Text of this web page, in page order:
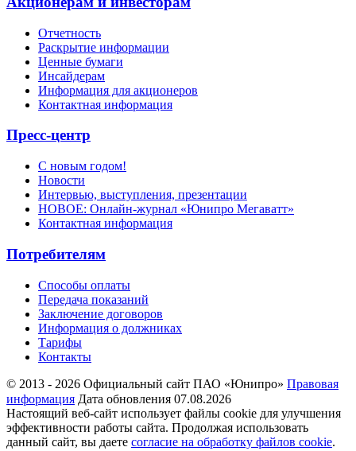
Отчетность
Раскрытие информации
Ценные бумаги
Инсайдерам
Информация для акционеров
Контактная информация
Пресс-центр
С новым годом!
Новости
Интервью, выступления, презентации
НОВОЕ: Онлайн-журнал «Юнипро Мегаватт»
Контактная информация
Потребителям
Способы оплаты
Передача показаний
Заключение договоров
Информация о должниках
Тарифы
Контакты
© 2013 - 2026 Официальный сайт ПАО «Юнипро» Правовая
информация Дата обновления 07.08.2026
Настоящий веб-сайт использует файлы cookie для улучшения
эффективности работы сайта. Продолжая использовать
данный сайт, вы даете согласие на обработку файлов cookie.